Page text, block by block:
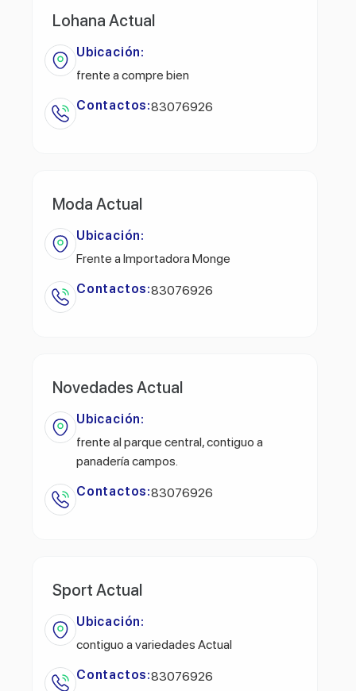
Lohana Actual
Ubicación:
frente a compre bien
Contactos:83076926
Moda Actual
Ubicación:
Frente a Importadora Monge
Contactos:83076926
Novedades Actual
Ubicación:
frente al parque central, contiguo a
panadería campos.
Contactos:83076926
Sport Actual
Ubicación:
contiguo a variedades Actual
Contactos:83076926